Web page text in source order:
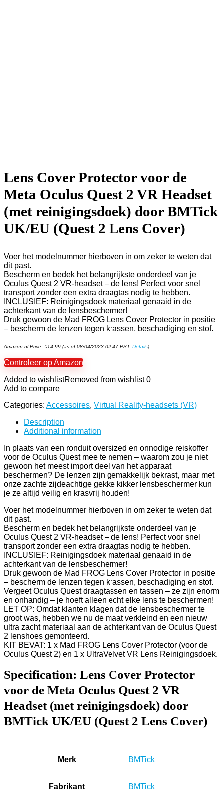
Lens Cover Protector voor de
Meta Oculus Quest 2 VR Headset
(met reinigingsdoek) door BMTick
UK/EU (Quest 2 Lens Cover)
Voer het modelnummer hierboven in om zeker te weten dat
dit past.
Bescherm en bedek het belangrijkste onderdeel van je
Oculus Quest 2 VR-headset – de lens! Perfect voor snel
transport zonder een extra draagtas nodig te hebben.
INCLUSIEF: Reinigingsdoek materiaal genaaid in de
achterkant van de lensbeschermer!
Druk gewoon de Mad FROG Lens Cover Protector in positie
– bescherm de lenzen tegen krassen, beschadiging en stof.
Amazon.nl Price: €14.99 (as of 08/04/2023 02:47 PST- Details)
Controleer op Amazon
Added to wishlistRemoved from wishlist 0
Add to compare
Categories: Accessoires, Virtual Reality-headsets (VR)
Description
Additional information
In plaats van een ronduit oversized en onnodige reiskoffer
voor de Oculus Quest mee te nemen – waarom zou je niet
gewoon het meest import deel van het apparaat
beschermen? De lenzen zijn gemakkelijk bekrast, maar met
onze zachte zijdeachtige gekke kikker lensbeschermer kun
je ze altijd veilig en krasvrij houden!
Voer het modelnummer hierboven in om zeker te weten dat
dit past.
Bescherm en bedek het belangrijkste onderdeel van je
Oculus Quest 2 VR-headset – de lens! Perfect voor snel
transport zonder een extra draagtas nodig te hebben.
INCLUSIEF: Reinigingsdoek materiaal genaaid in de
achterkant van de lensbeschermer!
Druk gewoon de Mad FROG Lens Cover Protector in positie
– bescherm de lenzen tegen krassen, beschadiging en stof.
Vergeet Oculus Quest draagtassen en tassen – ze zijn enorm
en onhandig – je hoeft alleen echt elke lens te beschermen!
LET OP: Omdat klanten klagen dat de lensbeschermer te
groot was, hebben we nu de maat verkleind en een nieuw
ultra zacht materiaal aan de achterkant van de Oculus Quest
2 lenshoes gemonteerd.
KIT BEVAT: 1 x Mad FROG Lens Cover Protector (voor de
Oculus Quest 2) en 1 x UltraVelvet VR Lens Reinigingsdoek.
Specification: Lens Cover Protector
voor de Meta Oculus Quest 2 VR
Headset (met reinigingsdoek) door
BMTick UK/EU (Quest 2 Lens Cover)
Merk ‎BMTick
Fabrikant ‎BMTick